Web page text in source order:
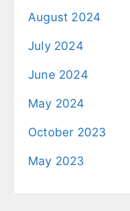
August 2024
July 2024
June 2024
May 2024
October 2023
May 2023